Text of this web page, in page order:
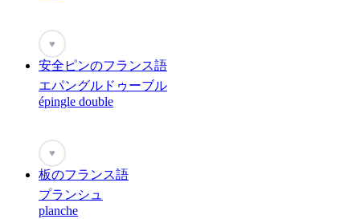
♥
安全ピンのフランス語
エパングルドゥーブル
épingle double
♥
板のフランス語
プランシュ
planche